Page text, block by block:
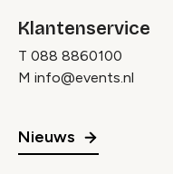
Klantenservice
T 088 8860100
M info@events.nl
Nieuws